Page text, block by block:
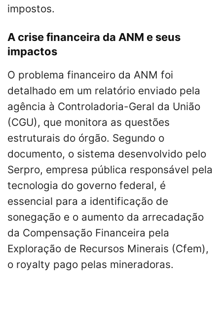
impostos.
A crise financeira da ANM e seus
impactos
O problema financeiro da ANM foi
detalhado em um relatório enviado pela
agência à Controladoria-Geral da União
(CGU), que monitora as questões
estruturais do órgão. Segundo o
documento, o sistema desenvolvido pelo
Serpro, empresa pública responsável pela
tecnologia do governo federal, é
essencial para a identificação de
sonegação e o aumento da arrecadação
da Compensação Financeira pela
Exploração de Recursos Minerais (Cfem),
o royalty pago pelas mineradoras.